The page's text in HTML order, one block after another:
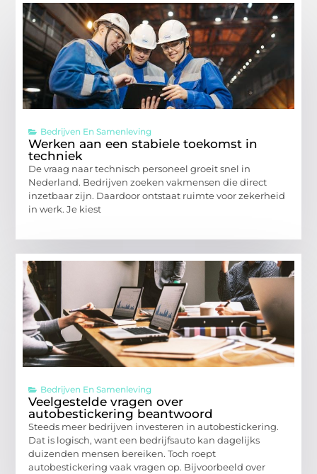
Bedrijven En Samenleving
Werken aan een stabiele toekomst in
techniek
De vraag naar technisch personeel groeit snel in
Nederland. Bedrijven zoeken vakmensen die direct
inzetbaar zijn. Daardoor ontstaat ruimte voor zekerheid
in werk. Je kiest
Bedrijven En Samenleving
Veelgestelde vragen over
autobestickering beantwoord
Steeds meer bedrijven investeren in autobestickering.
Dat is logisch, want een bedrijfsauto kan dagelijks
duizenden mensen bereiken. Toch roept
autobestickering vaak vragen op. Bijvoorbeeld over